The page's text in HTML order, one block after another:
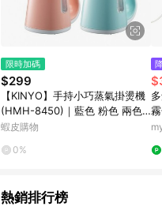
限時加碼
$299
【KINYO】手持小巧蒸氣掛燙機
(HMH-8450)｜藍色 粉色 兩色
選 HMH-8460
蝦皮購物
0%
熱銷排行榜